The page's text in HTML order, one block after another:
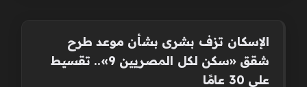
الإسكان تزف بشرى بشأن موعد طرح
شقق «سكن لكل المصريين 9».. تقسيط
على 30 عامًا